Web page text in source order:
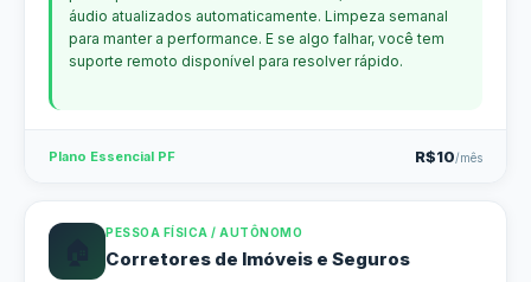
áudio atualizados automaticamente. Limpeza semanal
para manter a performance. E se algo falhar, você tem
suporte remoto disponível para resolver rápido.
Plano Essencial PF R$10/mês
PESSOA FÍSICA / AUTÔNOMO
Corretores de Imóveis e Seguros